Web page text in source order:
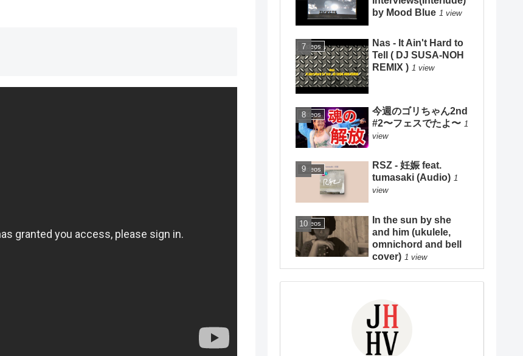
by Mood Blue 1 view
Videos
Nas - It Ain't Hard to
Tell ( DJ SUSA-NOH
REMIX ) 1 view
Videos
今週のゴリちゃん2nd
#2〜フェスでたよ〜 1
view
Videos
RSZ - 妊娠 feat.
tumasaki (Audio) 1
view
Videos
In the sun by she
and him (ukulele,
omnichord and bell
cover) 1 view